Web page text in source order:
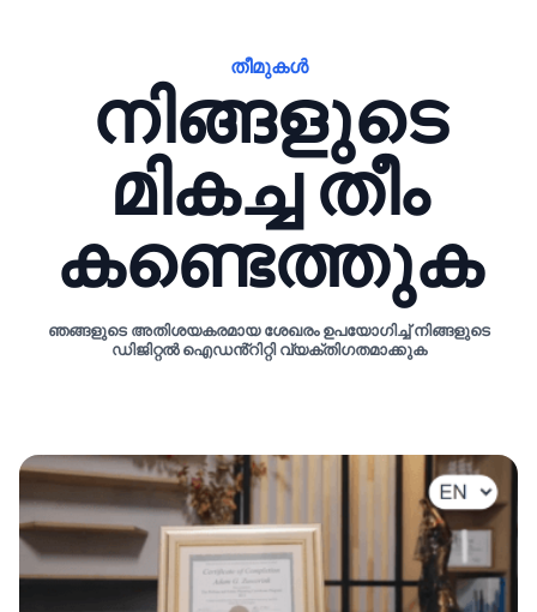
തീമുകൾ
നിങ്ങളുടെ
മികച്ച തീം
കണ്ടെത്തുക
ഞങ്ങളുടെ അതിശയകരമായ ശേഖരം ഉപയോഗിച്ച് നിങ്ങളുടെ
ഡിജിറ്റൽ ഐഡൻ്റിറ്റി വ്യക്തിഗതമാക്കുക